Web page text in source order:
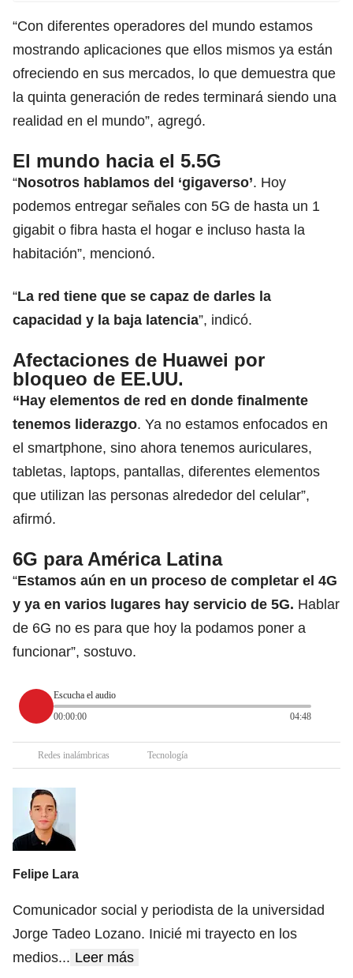
“Con diferentes operadores del mundo estamos
mostrando aplicaciones que ellos mismos ya están
ofreciendo en sus mercados, lo que demuestra que
la quinta generación de redes terminará siendo una
realidad en el mundo”, agregó.
El mundo hacia el 5.5G
“Nosotros hablamos del ‘gigaverso’. Hoy
podemos entregar señales con 5G de hasta un 1
gigabit o fibra hasta el hogar e incluso hasta la
habitación”, mencionó.
“La red tiene que se capaz de darles la
capacidad y la baja latencia”, indicó.
Afectaciones de Huawei por
bloqueo de EE.UU.
“Hay elementos de red en donde finalmente
tenemos liderazgo. Ya no estamos enfocados en
el smartphone, sino ahora tenemos auriculares,
tabletas, laptops, pantallas, diferentes elementos
que utilizan las personas alrededor del celular”,
afirmó.
6G para América Latina
“Estamos aún en un proceso de completar el 4G
y ya en varios lugares hay servicio de 5G. Hablar
de 6G no es para que hoy la podamos poner a
funcionar”, sostuvo.
Escucha el audio
00:00:00
04:48
Redes inalámbricas Tecnología
Felipe Lara
Comunicador social y periodista de la universidad
Jorge Tadeo Lozano. Inicié mi trayecto en los
medios... Leer más